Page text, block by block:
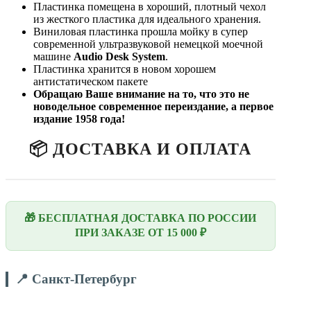
Пластинка помещена в хороший, плотный чехол
из жесткого пластика для идеального хранения.
Виниловая пластинка прошла мойку в супер
современной ультразвуковой немецкой моечной
машине Audio Desk System.
Пластинка хранится в новом хорошем
антистатическом пакете
Обращаю Ваше внимание на то, что это не
новодельное современное переиздание, а первое
издание 1958 года!
📦 ДОСТАВКА И ОПЛАТА
🎁 БЕСПЛАТНАЯ ДОСТАВКА ПО РОССИИ
ПРИ ЗАКАЗЕ ОТ 15 000 ₽
📍 Санкт-Петербург